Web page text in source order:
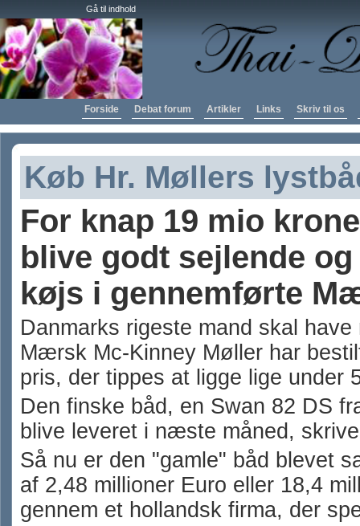
Gå til indhold
Forside Debat forum Artikler Links Skriv til os
Køb Hr. Møllers
For knap 19 mio
blive godt sejlende
køjs i gennemførte
Danmarks rigeste mand skal
Mærsk Mc-Kinney Møller har
pris, der tippes at ligge lige under
Den finske båd, en Swan 82 DS
blive leveret i næste måned,
Så nu er den "gamle" båd blevet
af 2,48 millioner Euro eller 18,4
gennem et hollandsk firma, der